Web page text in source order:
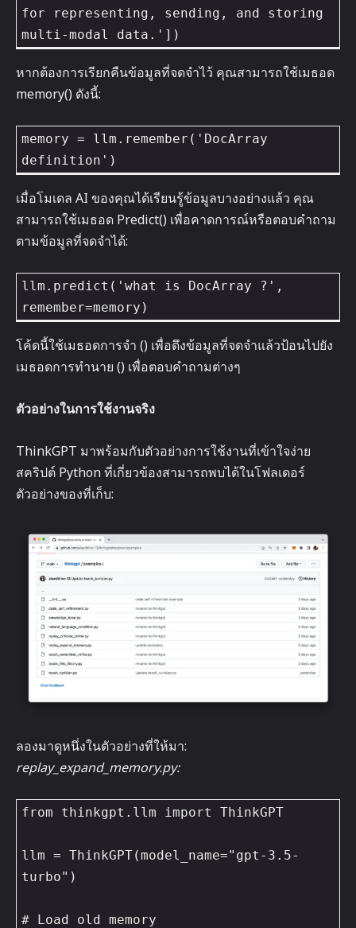
for representing, sending, and storing
หากต้องการเรียกคืนข้อมูลที่จดจำไว้ คุณสามารถใช้เมธอด
memory() ดังนี้:
memory = llm.remember('DocArray
เมื่อโมเดล AI ของคุณได้เรียนรู้ข้อมูลบางอย่างแล้ว คุณ
สามารถใช้เมธอด Predict() เพื่อคาดการณ์หรือตอบคำถาม
ตามข้อมูลที่จดจำได้:
llm.predict('what is DocArray ?',
remember=memory)
โค้ดนี้ใช้เมธอดการจำ () เพื่อดึงข้อมูลที่จดจำแล้วป้อนไปยัง
เมธอดการทำนาย () เพื่อตอบคำถามต่างๆ
ตัวอย่างในการใช้งานจริง
ThinkGPT มาพร้อมกับตัวอย่างการใช้งานที่เข้าใจง่าย
สคริปต์ Python ที่เกี่ยวข้องสามารถพบได้ในโฟลเดอร์
ตัวอย่างของที่เก็บ:
ลองมาดูหนึ่งในตัวอย่างที่ให้มา:
replay_expand_memory.py:
from thinkgpt.llm import ThinkGPT
llm = ThinkGPT(model_name="gpt-3.5-
turbo")
# Load old memory